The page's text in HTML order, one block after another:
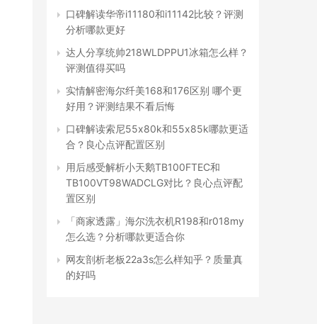
口碑解读华帝i11180和i11142比较？评测
分析哪款更好
达人分享统帅218WLDPPU1冰箱怎么样？
评测值得买吗
实情解密海尔纤美168和176区别 哪个更
好用？评测结果不看后悔
口碑解读索尼55x80k和55x85k哪款更适
合？良心点评配置区别
用后感受解析小天鹅TB100FTEC和
TB100VT98WADCLG对比？良心点评配
置区别
「商家透露」海尔洗衣机R198和r018my
怎么选？分析哪款更适合你
网友剖析老板22a3s怎么样知乎？质量真
的好吗